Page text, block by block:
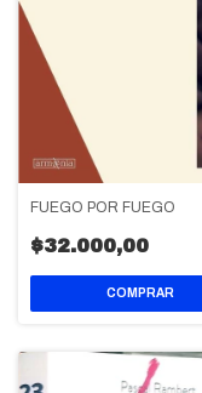
FUEGO POR FUEGO
$32.000,00